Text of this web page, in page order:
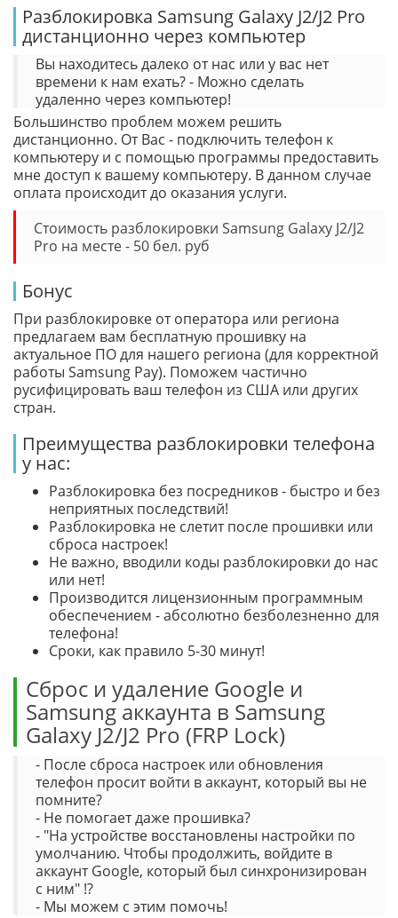
Разблокировка Samsung Galaxy J2/J2 Pro
дистанционно через компьютер
Вы находитесь далеко от нас или у вас нет
времени к нам ехать? - Можно сделать
удаленно через компьютер!
Большинство проблем можем решить
дистанционно. От Вас - подключить телефон к
компьютеру и с помощью программы предоставить
мне доступ к вашему компьютеру. В данном случае
оплата происходит до оказания услуги.
Стоимость разблокировки Samsung Galaxy J2/J2
Pro на месте - 50 бел. руб
Бонус
При разблокировке от оператора или региона
предлагаем вам бесплатную прошивку на
актуальное ПО для нашего региона (для корректной
работы Samsung Pay). Поможем частично
русифицировать ваш телефон из США или других
стран.
Преимущества разблокировки телефона
у нас:
Разблокировка без посредников - быстро и без
неприятных последствий!
Разблокировка не слетит после прошивки или
сброса настроек!
Не важно, вводили коды разблокировки до нас
или нет!
Производится лицензионным программным
обеспечением - абсолютно безболезненно для
телефона!
Сроки, как правило 5-30 минут!
Сброс и удаление Google и
Samsung аккаунта в Samsung
Galaxy J2/J2 Pro (FRP Lock)
- После сброса настроек или обновления
телефон просит войти в аккаунт, который вы не
помните?
- Не помогает даже прошивка?
- "На устройстве восстановлены настройки по
умолчанию. Чтобы продолжить, войдите в
аккаунт Google, который был синхронизирован
с ним" !?
- Мы можем с этим помочь!